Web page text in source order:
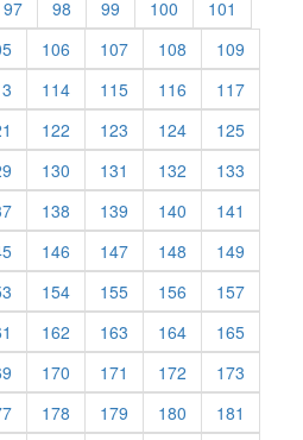
97 98 99 100
101
106 107 108
109
114 115 116
117
122 123 124
125
130 131 132
133
138 139 140
141
146 147 148
149
154 155 156
157
162 163 164
165
170 171 172
173
178 179 180
181